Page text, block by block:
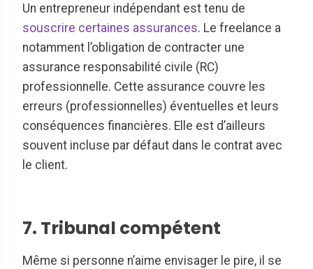
Un entrepreneur indépendant est tenu de
souscrire certaines assurances. Le freelance a
notamment l’obligation de contracter une
assurance responsabilité civile (RC)
professionnelle. Cette assurance couvre les
erreurs (professionnelles) éventuelles et leurs
conséquences financières. Elle est d’ailleurs
souvent incluse par défaut dans le contrat avec
le client.
7. Tribunal compétent
Même si personne n’aime envisager le pire, il se